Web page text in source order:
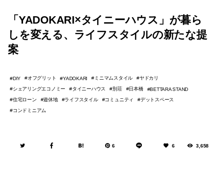
「YADOKARI×タイニーハウス」が暮ら
しを変える、ライフスタイルの新たな提
案
DIY オフグリット YADOKARI ミニマムスタイル
ヤドカリ
シェアリングエコノミー
タイニーハウス 別荘 日本橋
BETTARA STAND
住宅ローン
遊休地 ライフスタイル コミュニティ
デットスペース
コンドミニアム
6 6 3,658